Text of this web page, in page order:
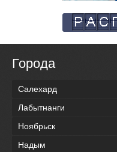
Города
Салехард
Лабытнанги
Ноябрьск
Надым